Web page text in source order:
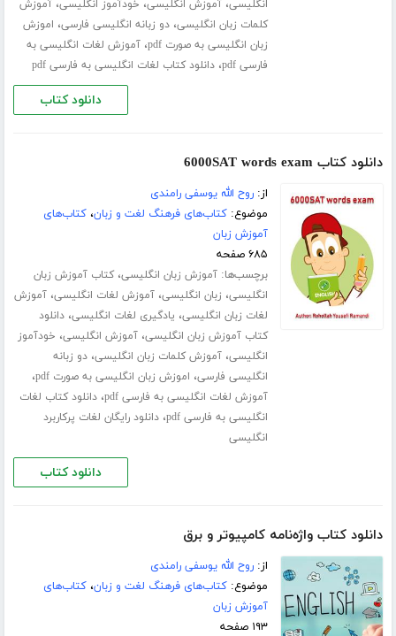
انگلیسی، آموزش انگلیسی، خودآموز انگلیسی، آموزش
کلمات زبان انگلیسی،دو زبانه انگلیسی فارسی، اموزش
زبان انگلیسی به صورت pdf
،آموزش لغات انگلیسی به
فارسی pdf
،دانلود کتاب لغات انگلیسی به فارسی pdf
دانلود کتاب
دانلود کتاب 6000SAT words exam
از:روح الله یوسفی رامندی
موضوع:کتاب‌های فرهنگ لغت و زبان،کتاب‌های
آموزش زبان
۶۸۵ صفحه
برچسب‌ها:آموزش زبان انگلیسی،کتاب آموزش زبان
انگلیسی، زبان انگلیسی،آموزش لغات انگلیسی،آموزش
لغات زبان انگلیسی، یادگیری لغات انگلیسی،دانلود
کتاب آموزش زبان انگلیسی،آموزش انگلیسی، خودآموز
انگلیسی،آموزش کلمات زبان انگلیسی،دو زبانه
انگلیسی فارسی، اموزش زبان انگلیسی به صورت pdf ،
آموزش لغات انگلیسی به فارسی pdf ،دانلود کتاب لغات
انگلیسی به فارسی pdf
،دانلود رایگان لغات پرکاربرد
انگلیسی
دانلود کتاب
دانلود کتاب واژه‌نامه کامپیوتر و برق
از:روح الله یوسفی رامندی
موضوع:کتاب‌های فرهنگ لغت و زبان،کتاب‌های
آموزش زبان
۱۹۳ صفحه